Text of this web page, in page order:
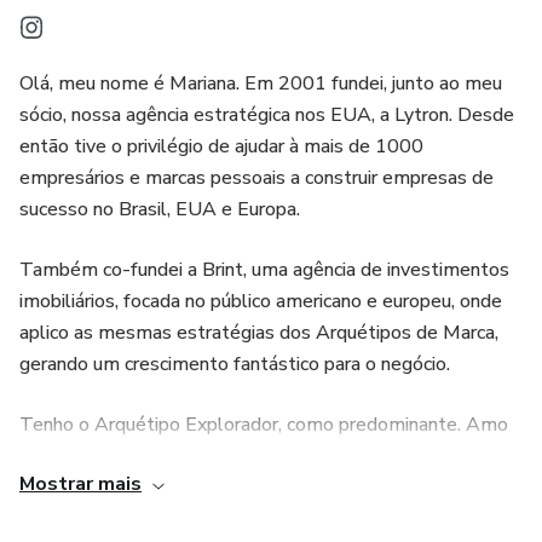
marca única que a diferencie da concorrência.
Conexões Emocionais Fortes: Crie uma marca que ressoa
emocionalmente com o público, construindo lealdade e
confiança a longo prazo.
Flexibilidade e Personalização: Com templates facilmente
editáveis, adapte o manual às necessidades específicas da
sua marca.
Olá, meu nome é Mariana. Em 2001 fundei, junto ao meu
sócio, nossa agência estratégica nos EUA, a Lytron. Desde
então tive o privilégio de ajudar à mais de 1000
empresários e marcas pessoais a construir empresas de
sucesso no Brasil, EUA e Europa.
Também co-fundei a Brint, uma agência de investimentos
imobiliários, focada no público americano e europeu, onde
aplico as mesmas estratégias dos Arquétipos de Marca,
gerando um crescimento fantástico para o negócio.
Tenho o Arquétipo Explorador, como predominante. Amo
me ajuda a ter a mente aberta, conhecer pessoas e
Mostrar mais